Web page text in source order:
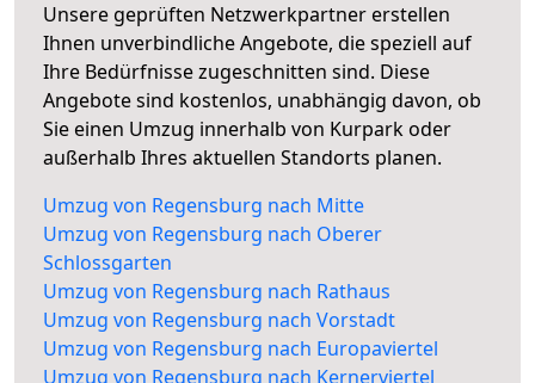
Unsere geprüften Netzwerkpartner erstellen
Ihnen unverbindliche Angebote, die speziell auf
Ihre Bedürfnisse zugeschnitten sind. Diese
Angebote sind kostenlos, unabhängig davon, ob
Sie einen Umzug innerhalb von Kurpark oder
außerhalb Ihres aktuellen Standorts planen.
Umzug von Regensburg nach Mitte
Umzug von Regensburg nach Oberer
Schlossgarten
Umzug von Regensburg nach Rathaus
Umzug von Regensburg nach Vorstadt
Umzug von Regensburg nach Europaviertel
Umzug von Regensburg nach Kernerviertel